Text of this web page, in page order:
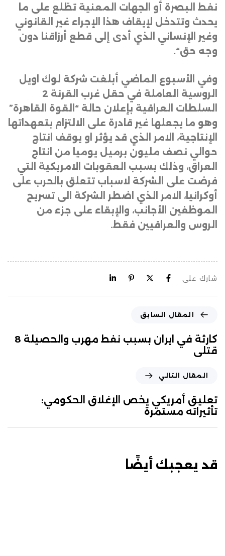
نفط البصرة أو الجهات المعنية تطّلع على ما
يحدث وتتدخل لإيقاف هذا الإجراء غير القانوني
وغير الإنساني الذي أدى إلى قطع أرزاقنا دون
وجه حق“.
وفي الأسبوع الماضي أبلغت شركة لوك اويل
الروسية العاملة في حقل غرب القرنة 2
السلطات العراقية بإعلان حالة “القوة القاهرة”
وهو ما يجعلها غير قادرة على الالتزام بتعهداتها
الإنتاجية، الامر الذي قد يؤثر او يوقف انتاج
حوالي نصف مليون برميل يوميا من انتاج
العراق، وذلك بسبب العقوبات الامريكية التي
فرضت على الشركة لاسباب تتعلق بالحرب على
أوكرانيا، الامر الذي اضطر الشركة الى تسريح
الموظفين الأجانب، والإبقاء على جزء من
الروس والعراقيين فقط.
شارك على
المقال السابق
كارثة في ايران بسبب نفط مهرب والحصيلة 8
قتلى
المقال التالي
تعليق أمريكي يخص الإغلاق الحكومي:
تأثيراته مستمرة
قد يعجبك أيضًا